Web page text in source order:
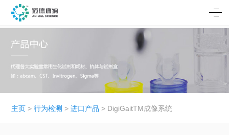
主页 >行为检测 >进口产品 > DigiGaitTM成像系统